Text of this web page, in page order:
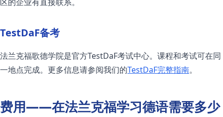
TestDaF备考
法兰克福歌德学院是官方TestDaF考试中心。课程和考试可在同
一地点完成。更多信息请参阅我们的TestDaF完整指南。
费用——在法兰克福学习德语需要多少